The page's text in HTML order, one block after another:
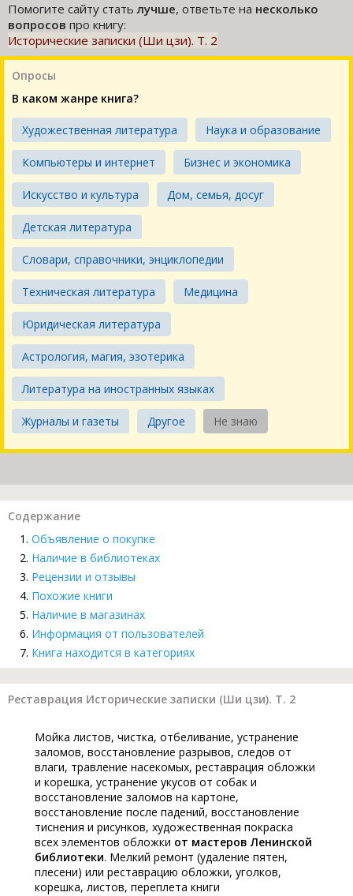
Помогите сайту статьлучше, ответьте на несколько
вопросов про книгу:
Исторические записки (Ши цзи). Т. 2
Опросы
В каком жанре книга?
Художественная литература Наука и образование
Компьютеры и интернет Бизнес и экономика
Искусство и культура Дом, семья, досуг
Детская литература
Словари, справочники, энциклопедии
Техническая литература Медицина
Юридическая литература
Астрология, магия, эзотерика
Литература на иностранных языках
Журналы и газеты Другое Не знаю
Содержание
Объявление о покупке
Наличие в библиотеках
Рецензии и отзывы
Похожие книги
Наличие в магазинах
Информация от пользователей
Книга находится в категориях
Реставрация Исторические записки (Ши цзи). Т. 2
Мойка листов, чистка, отбеливание, устранение
заломов, восстановление разрывов, следов от
влаги, травление насекомых, реставрация обложки
и корешка, устранение укусов от собак и
восстановление заломов на картоне,
восстановление после падений, восстановление
тиснения и рисунков, художественная покраска
всех элементов обложки от мастеров Ленинской
библиотеки. Мелкий ремонт (удаление пятен,
плесени) или реставрацию обложки, уголков,
корешка, листов, переплета книги